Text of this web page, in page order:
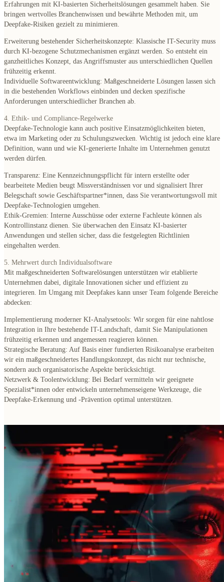
Erfahrungen mit KI-basierten Sicherheitslösungen gesammelt haben. Sie
bringen wertvolles Branchenwissen und bewährte Methoden mit, um
Deepfake-Risiken gezielt zu minimieren.
Erweiterung bestehender Sicherheitskonzepte: Klassische IT-Security muss
durch KI-bezogene Schutzmechanismen ergänzt werden. So entsteht ein
ganzheitliches Konzept, das Angriffsmuster aus unterschiedlichen Quellen
frühzeitig erkennt.
Individuelle Softwareentwicklung: Maßgeschneiderte Lösungen lassen sich
in die bestehenden Workflows einbinden und decken spezifische
Anforderungen unterschiedlicher Branchen ab.
4. Ethik- und Compliance-Regelwerke
Deepfake-Technologie kann auch positive Einsatzmöglichkeiten bieten,
etwa im Marketing oder zu Schulungszwecken. Wichtig ist jedoch eine klare
Definition, wann und wie KI-generierte Inhalte im Unternehmen genutzt
werden dürfen.
Transparenz: Eine Kennzeichnungspflicht für intern erstellte oder
bearbeitete Medien beugt Missverständnissen vor und signalisiert Ihrer
Belegschaft sowie Geschäftspartner*innen, dass Sie verantwortungsvoll mit
Deepfake-Technologien umgehen.
Ethik-Gremien: Interne Ausschüsse oder externe Fachleute können als
Kontrollinstanz dienen. Sie überwachen den Einsatz KI-basierter
Anwendungen und stellen sicher, dass die festgelegten Richtlinien
eingehalten werden.
5. Mehrwert durch Individualsoftware
Mit maßgeschneiderten Softwarelösungen unterstützen wir etablierte
Unternehmen dabei, digitale Innovationen sicher und effizient zu
integrieren. Im Umgang mit Deepfakes kann unser Team folgende Bereiche
abdecken:
Implementierung moderner KI-Analysetools: Wir sorgen für eine nahtlose
Integration in Ihre bestehende IT-Landschaft, damit Sie Manipulationen
frühzeitig erkennen und angemessen reagieren können.
Strategische Beratung: Auf Basis einer fundierten Risikoanalyse erarbeiten
wir ein maßgeschneidertes Handlungskonzept, das nicht nur technische,
sondern auch organisatorische Aspekte berücksichtigt.
Netzwerk & Toolentwicklung: Bei Bedarf vermitteln wir geeignete
Spezialist*innen oder entwickeln unternehmenseigene Werkzeuge, die
Deepfake-Erkennung und -Prävention optimal unterstützen.